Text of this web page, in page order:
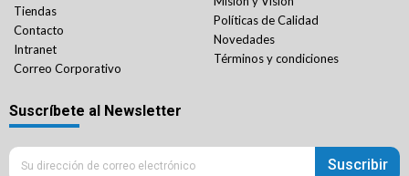
Tiendas
Contacto
Intranet
Correo Corporativo
Políticas de Calidad
Novedades
Términos y condiciones
Suscríbete al Newsletter
Suscribir